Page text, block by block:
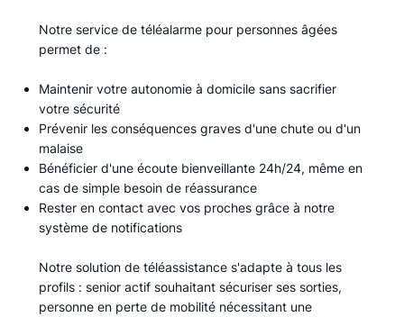
Notre service de téléalarme pour personnes âgées
permet de :​
Maintenir votre autonomie à domicile sans sacrifier
votre sécurité
Prévenir les conséquences graves d'une chute ou d'un
malaise
Bénéficier d'une écoute bienveillante 24h/24, même en
cas de simple besoin de réassurance
Rester en contact avec vos proches grâce à notre
système de notifications
Notre solution de téléassistance s'adapte à tous les
profils : senior actif souhaitant sécuriser ses sorties,
personne en perte de mobilité nécessitant une